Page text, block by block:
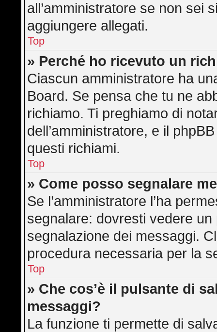
all’amministratore se non sei
aggiungere allegati.
Top
» Perché ho ricevuto un
Ciascun amministratore ha
Board. Se pensa che tu ne
richiamo. Ti preghiamo di
dell’amministratore, e il
questi richiami.
Top
» Come posso segnalare
Se l’amministratore l’ha
segnalare: dovresti vedere
segnalazione dei messaggi.
procedura necessaria per la
Top
» Che cos’è il pulsante di
messaggi?
La funzione ti permette di